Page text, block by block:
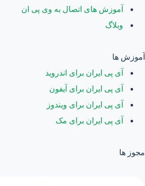
آموزش های اتصال به وی پی ان
وبلاگ
آموزش ها
آی پی ایران برای اندروید
آی پی ایران برای آیفون
آی پی ایران برای ویندوز
آی پی ایران برای مک
مجوز ها